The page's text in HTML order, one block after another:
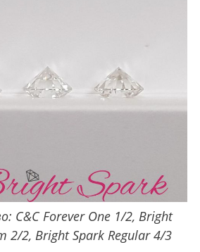
C&C Forever One 1/2, Bright
2/2, Bright Spark Regular 4/3